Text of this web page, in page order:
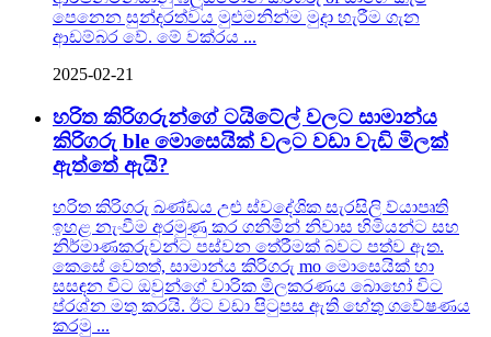
පෙනෙන සුන්දරත්වය මුළුමනින්ම මුදා හැරීම ගැන
ආඩම්බර වේ. මේ වක්රය ...
2025-02-21
හරිත කිරිගරුන්ගේ ටයිටේල් වලට සාමාන්ය
කිරිගරු ble මොසෙයික් වලට වඩා වැඩි මිලක්
ඇත්තේ ඇයි?
හරිත කිරිගරු ඛණ්ඩය උළු ස්වදේශික සැරසිලි ව්යාපෘති
ඉහළ නැංවීම අරමුණු කර ගනිමින් නිවාස හිමියන්ට සහ
නිර්මාණකරුවන්ට පස්වන තේරීමක් බවට පත්ව ඇත.
කෙසේ වෙතත්, සාමාන්ය කිරිගරු mo මොසෙයික් හා
සසඳන විට ඔවුන්ගේ වාරික මිලකරණය බොහෝ විට
ප්රශ්න මතු කරයි. ඊට වඩා පිටුපස ඇති හේතු ගවේෂණය
කරමු ...